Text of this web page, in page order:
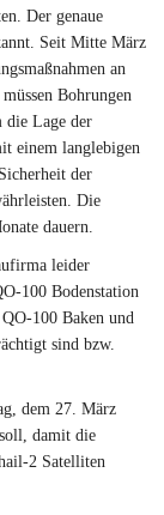
Der genaue
Seit Mitte März
an
Bohrungen
die Lage der
einem langlebigen
der
Die
dauern.
leider
100 Bodenstation
100 Baken und
sind bzw.
dem 27. März
damit die
2 Satelliten